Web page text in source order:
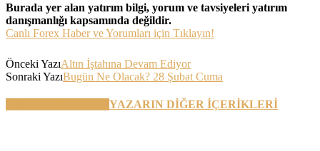
Burada yer alan yatırım bilgi, yorum ve tavsiyeleri yatırım
danışmanlığı kapsamında değildir.
Canlı Forex Haber ve Yorumları için Tıklayın!
Önceki YazıAltın İştahına Devam Ediyor
Sonraki YazıBugün Ne Olacak? 28 Şubat Cuma
YAZARIN DİĞER İÇERİKLERİ